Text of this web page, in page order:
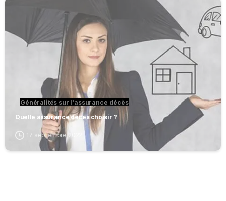
-
Généralités sur l'assurance décès
Quelle assurance décès choisir ?
17 septembre 2022